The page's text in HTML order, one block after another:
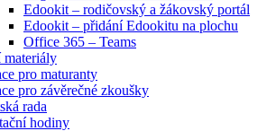
Edookit – rodičovský a žákovský portál
Edookit – přidání Edookitu na plochu
Office 365 – Teams
materiály
pro maturanty
pro závěrečné zkoušky
rada
hodiny